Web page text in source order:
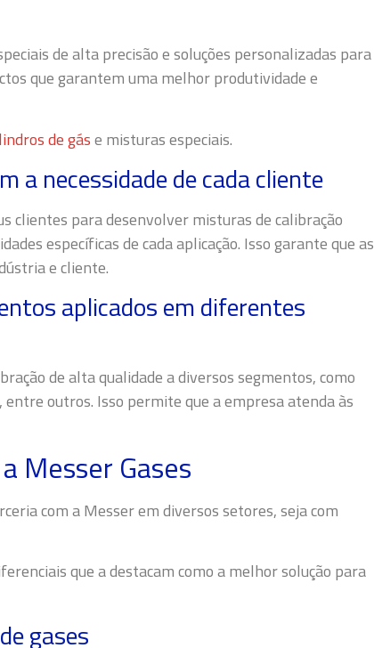
de alta precisão e soluções personalizadas para
que garantem uma melhor produtividade e
de gáse misturas especiais.
a necessidade de cada cliente
clientes para desenvolver misturas de calibração
específicas de cada aplicação. Isso garante que as
e cliente.
aplicados em diferentes
de alta qualidade a diversos segmentos, como
outros. Isso permite que a empresa atenda às
Messer Gases
com a Messer em diversos setores, seja com
que a destacam como a melhor solução para
gases